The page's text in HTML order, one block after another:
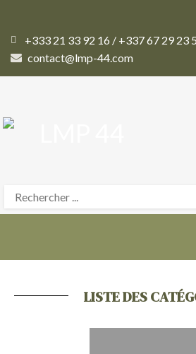
+333 21 33 92 16 / +337 67 29 23
contact@lmp-44.com
LISTE DES